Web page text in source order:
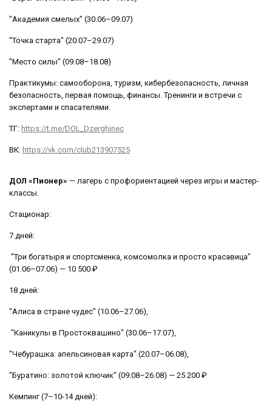
"Академия смелых" (30.06–09.07)
"Точка старта" (20.07–29.07)
"Место силы" (09.08–18.08)
Практикумы: самооборона, туризм, кибербезопасность, личная
безопасность, первая помощь, финансы. Тренинги и встречи с
экспертами и спасателями.
ТГ: https://t.me/DOL_Dzerghinec
ВК: https://vk.com/club213907525
ДОЛ «Пионер» — лагерь с профориентацией через игры и мастер-
классы.
Стационар:
7 дней:
"Три богатыря и спортсменка, комсомолка и просто красавица"
(01.06–07.06) — 10 500 ₽
18 дней:
"Алиса в стране чудес" (10.06–27.06),
"Каникулы в Простоквашино" (30.06–17.07),
"Чебурашка: апельсиновая карта" (20.07–06.08),
"Буратино: золотой ключик" (09.08–26.08) — 25 200 ₽
Кемпинг (7–10-14 дней):